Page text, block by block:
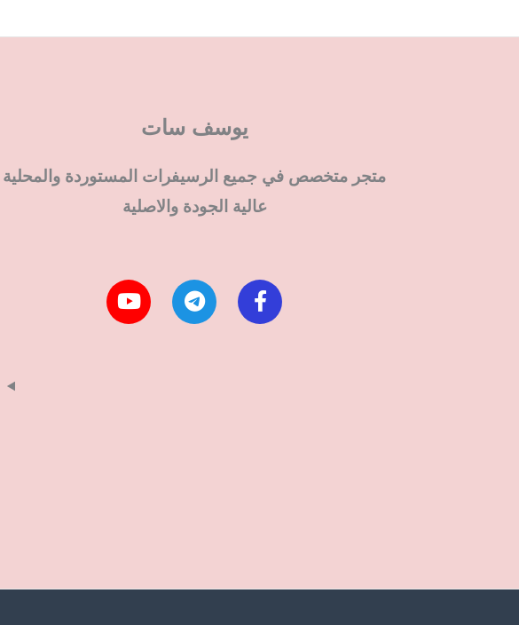
يوسف سات
متجر متخصص في جميع الرسيفرات المستوردة والمحلية
عالية الجودة والاصلية